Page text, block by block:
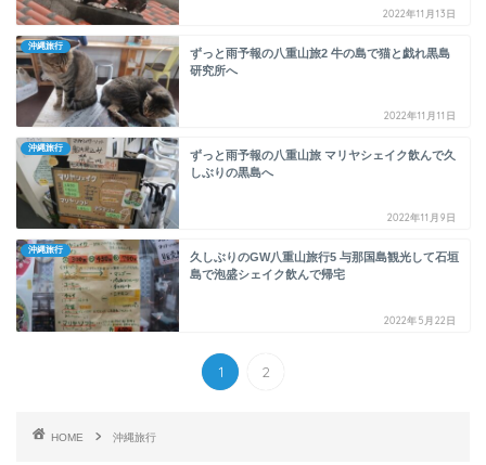
2022年11月13日
沖縄旅行
ずっと雨予報の八重山旅2 牛の島で猫と戯れ黒島
研究所へ
2022年11月11日
沖縄旅行
ずっと雨予報の八重山旅 マリヤシェイク飲んで久
しぶりの黒島へ
2022年11月9日
沖縄旅行
久しぶりのGW八重山旅行5 与那国島観光して石垣
島で泡盛シェイク飲んで帰宅
2022年5月22日
1 2
HOME 沖縄旅行